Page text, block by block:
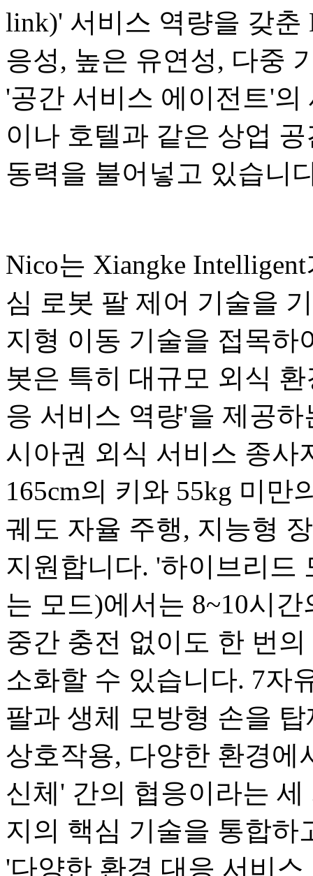
link)' 서비스 역량을 갖춘
응성, 높은 유연성, 다중
'공간 서비스 에이전트'
이나 호텔과 같은 상업
동력을 불어넣고 있습니
Nico는 Xiangke
심 로봇 팔 제어 기술을
지형 이동 기술을 접목하
봇은 특히 대규모 외식
응 서비스 역량'을 제공
시아권 외식 서비스 종사
165cm의 키와 55kg 미만
궤도 자율 주행, 지능형
지원합니다. '하이브리드
는 모드)에서는 8~10시
중간 충전 없이도 한 번
소화할 수 있습니다. 7자
팔과 생체 모방형 손을
상호작용, 다양한 환경에
신체' 간의 협응이라는
지의 핵심 기술을 통합하
'다양한 환경 대응 서비